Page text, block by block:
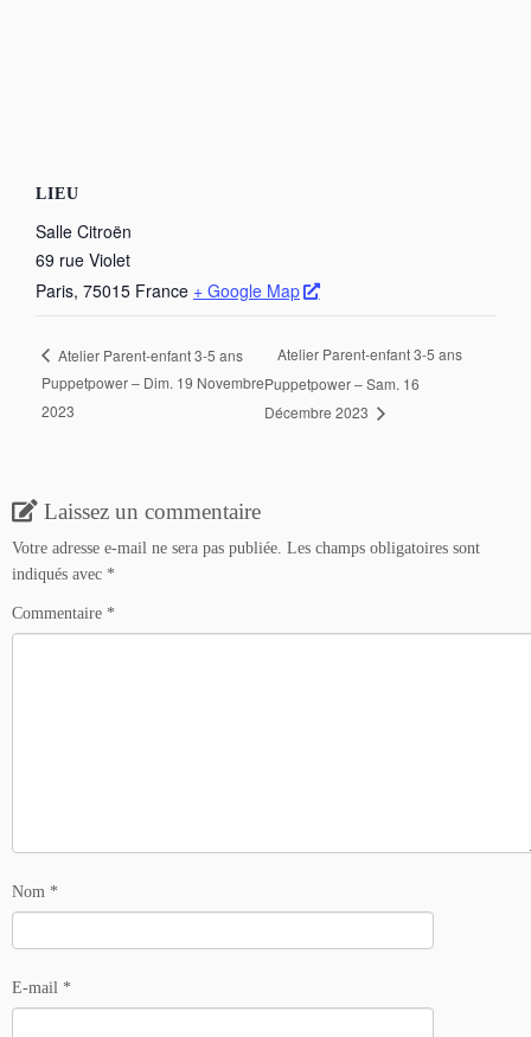
LIEU
Salle Citroën
69 rue Violet
Paris, 75015 France + Google Map
Atelier Parent-enfant 3-5 ans
Puppetpower – Dim. 19 Novembre
2023
Atelier Parent-enfant 3-5 ans
Puppetpower – Sam. 16
Décembre 2023
Laissez un commentaire
Votre adresse e-mail ne sera pas publiée. Les champs obligatoires sont
indiqués avec *
Commentaire *
Nom *
E-mail *